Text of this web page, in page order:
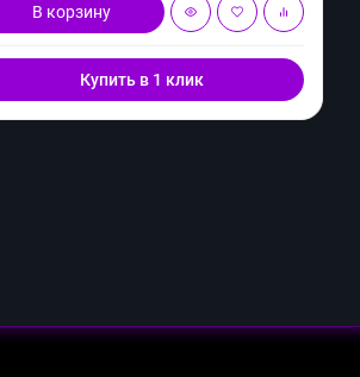
В корзину
Купить в 1 клик